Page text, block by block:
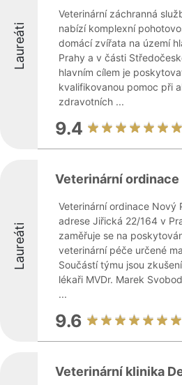
Laureáti
Veterinární záchranná
nabízí komplexní
domácí zvířata na území
Prahy a v části
hlavním cílem je
kvalifikovanou pomoc při
zdravotních ...
9.4
Laureáti
Veterinární
Veterinární ordinace Nový
adrese Jiřická 22/164 v
zaměřuje se na
veterinární péče určené
Součástí týmu jsou
lékaři MVDr. Marek
...
9.6
Veterinární klinika